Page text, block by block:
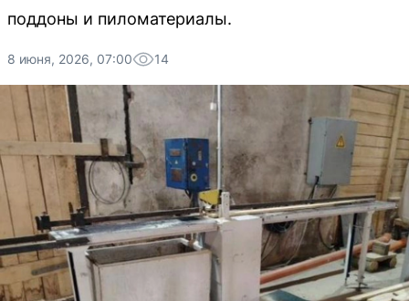
поддоны и пиломатериалы.
8 июня, 2026, 07:00 14